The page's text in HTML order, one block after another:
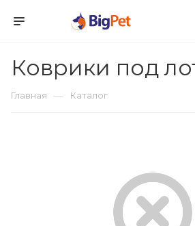
Коврики под
Главная — Каталог